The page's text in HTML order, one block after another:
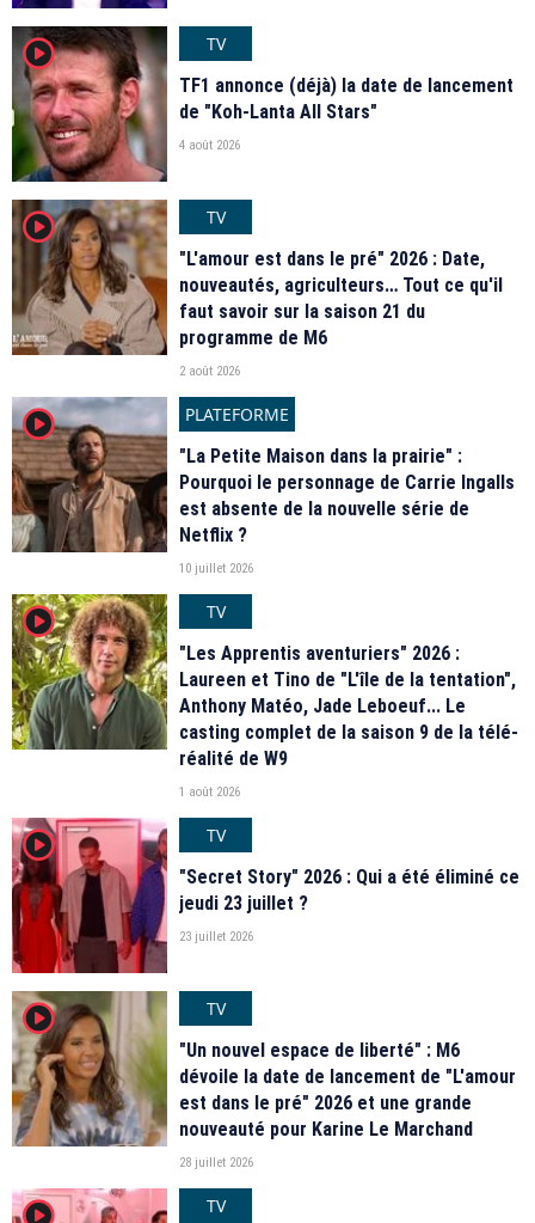
player2
TV
TF1 annonce (déjà) la date de lancement
de "Koh-Lanta All Stars"
4 août 2026
player2
TV
"L'amour est dans le pré" 2026 : Date,
nouveautés, agriculteurs… Tout ce qu'il
faut savoir sur la saison 21 du
programme de M6
2 août 2026
player2
PLATEFORME
"La Petite Maison dans la prairie" :
Pourquoi le personnage de Carrie Ingalls
est absente de la nouvelle série de
Netflix ?
10 juillet 2026
player2
TV
"Les Apprentis aventuriers" 2026 :
Laureen et Tino de "L'île de la tentation",
Anthony Matéo, Jade Leboeuf... Le
casting complet de la saison 9 de la télé-
réalité de W9
1 août 2026
player2
TV
"Secret Story" 2026 : Qui a été éliminé ce
jeudi 23 juillet ?
23 juillet 2026
player2
TV
"Un nouvel espace de liberté" : M6
dévoile la date de lancement de "L'amour
est dans le pré" 2026 et une grande
nouveauté pour Karine Le Marchand
28 juillet 2026
player2 TV